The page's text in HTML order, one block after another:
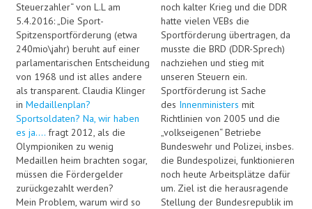
Steuerzahler“ von L.L am
5.4.2016: „Die Sport-
Spitzensportförderung (etwa
240mio\jahr) beruht auf einer
parlamentarischen Entscheidung
von 1968 und ist alles andere
als transparent. Claudia Klinger
in Medaillenplan?
Sportsoldaten? Na, wir haben
es ja…. fragt 2012, als die
Olympioniken zu wenig
Medaillen heim brachten sogar,
müssen die Fördergelder
zurückgezahlt werden?
Mein Problem, warum wird so
noch kalter Krieg und die DDR
hatte vielen VEBs die
Sportförderung übertragen, da
musste die BRD (DDR-Sprech)
nachziehen und stieg mit
unseren Steuern ein.
Sportförderung ist Sache
des Innenministers mit
Richtlinien von 2005 und die
„volkseigenen“ Betriebe
Bundeswehr und Polizei, insbes.
die Bundespolizei, funktionieren
noch heute Arbeitsplätze dafür
um. Ziel ist die herausragende
Stellung der Bundesrepublik im